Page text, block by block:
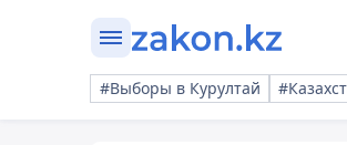
#Выборы в Курултай